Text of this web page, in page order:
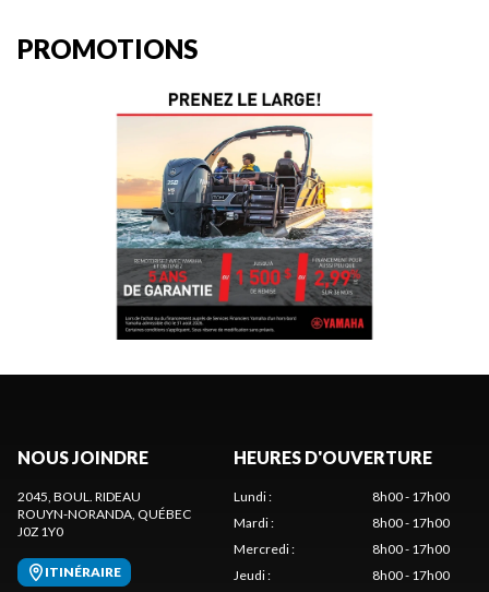
PROMOTIONS
NOUS JOINDRE
2045, BOUL. RIDEAU
ROUYN-NORANDA, QUÉBEC
J0Z 1Y0
ITINÉRAIRE
HEURES D'OUVERTURE
Lundi:
8h00 - 17h00
Mardi:
8h00 - 17h00
Mercredi:
8h00 - 17h00
Jeudi: 8h00 - 17h00